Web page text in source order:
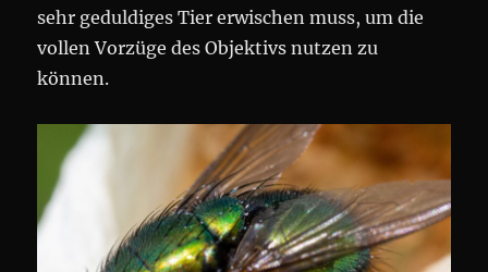
sehr geduldiges Tier erwischen muss, um die
vollen Vorzüge des Objektivs nutzen zu
können.